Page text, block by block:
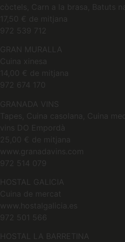
còctels, Carn a la brasa, Batuts
17,50 € de mitjana
972 539 712
GRAN MURALLA
Cuina xinesa
14,00 € de mitjana
972 674 170
GRANADA VINS
Tapes, Cuina casolana, Cuina
vins DO Empordà
25,00 € de mitjana
www.granadavins.com
972 514 079
HOSTAL GALICIA
Cuina de mercat
www.hostalgalicia.es
972 501 566
HOSTAL LA BARRETINA